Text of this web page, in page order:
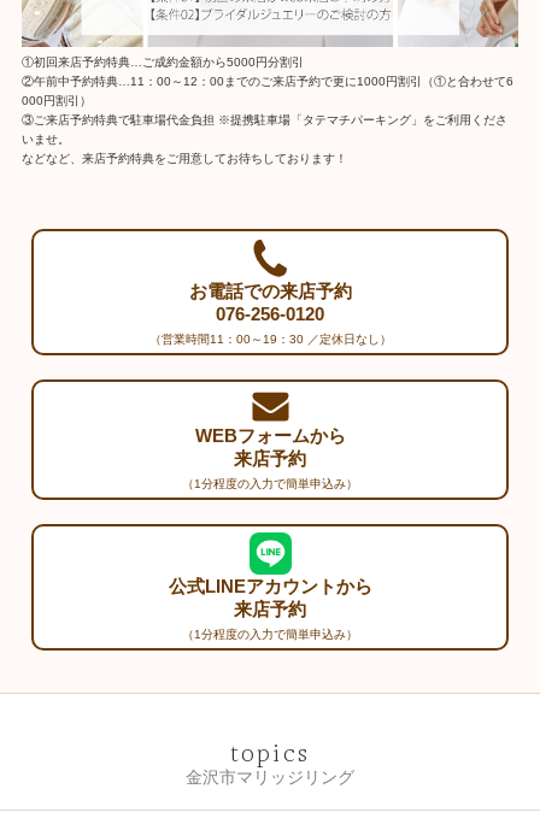
①初回来店予約特典…ご成約金額から5000円分割引
②午前中予約特典…11：00～12：00までのご来店予約で更に1000円割引（①と合わせて6
000円割引）
③ご来店予約特典で駐車場代金負担 ※提携駐車場「タテマチパーキング」をご利用くださ
いませ。
などなど、来店予約特典をご用意してお待ちしております！
お電話での来店予約
076-256-0120
（営業時間11：00～19：30 ／定休日なし）
WEBフォームから
来店予約
（1分程度の入力で簡単申込み）
公式LINEアカウントから
来店予約
（1分程度の入力で簡単申込み）
topics
金沢市マリッジリング